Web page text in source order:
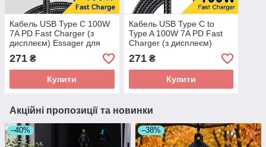
Кабель USB Type C 100W
7A PD Fast Charger (з
дисплеєм) Essager для
ноутбука, смартфона,
Samsung Xiaomi Poco
271 ₴
Купити
Кабель USB Type C to
Type A 100W 7A PD Fast
Charger (з дисплеєм)
Essager для ноутбука,
смартфона, планшета
271₴
Купити
Акційні пропозиції та новинки
–40% –38%